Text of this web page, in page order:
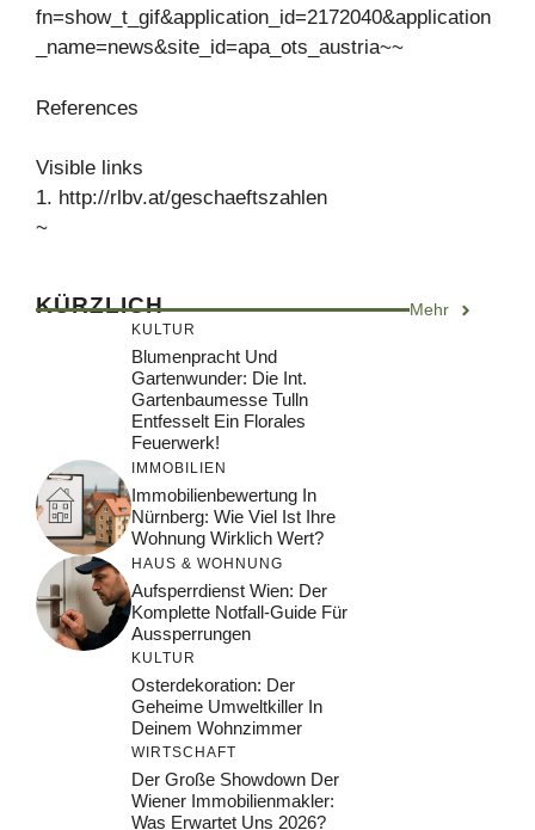
fn=show_t_gif&application_id=2172040&application
_name=news&site_id=apa_ots_austria~~
References
Visible links
1. http://rlbv.at/geschaeftszahlen
~
KÜRZLICH Mehr
KULTUR
Blumenpracht Und
Gartenwunder: Die Int.
Gartenbaumesse Tulln
Entfesselt Ein Florales
Feuerwerk!
IMMOBILIEN
Immobilienbewertung In
Nürnberg: Wie Viel Ist Ihre
Wohnung Wirklich Wert?
HAUS & WOHNUNG
Aufsperrdienst Wien: Der
Komplette Notfall-Guide Für
Aussperrungen
KULTUR
Osterdekoration: Der
Geheime Umweltkiller In
Deinem Wohnzimmer
WIRTSCHAFT
Der Große Showdown Der
Wiener Immobilienmakler:
Was Erwartet Uns 2026?